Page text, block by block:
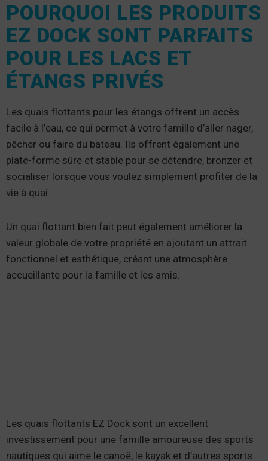
POURQUOI LES PRODUITS
EZ DOCK SONT PARFAITS
POUR LES LACS ET
ÉTANGS PRIVÉS
Les quais flottants pour les étangs offrent un accès
facile à l’eau, ce qui permet à votre famille d’aller nager,
pêcher ou faire du bateau. Ils offrent également une
plate-forme sûre et stable pour se détendre, bronzer et
socialiser lorsque vous voulez simplement profiter de la
vie à quai.
Un quai flottant bien fait peut également améliorer la
valeur globale de votre propriété en ajoutant un attrait
fonctionnel et esthétique, créant une atmosphère
accueillante pour la famille et les amis.
Les quais flottants EZ Dock sont un excellent
investissement pour une famille amoureuse des sports
nautiques qui aime le canoë, le kayak et d’autres sports